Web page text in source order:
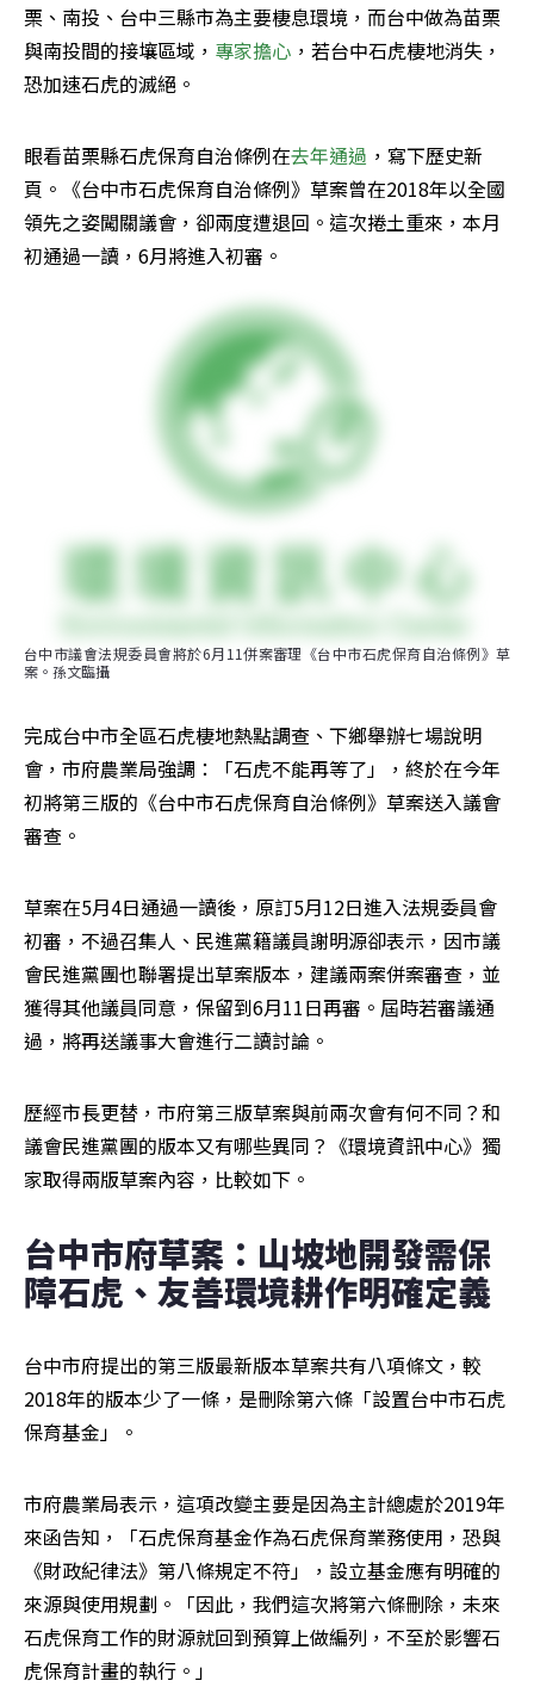
栗、南投、台中三縣市為主要棲息環境，而台中做為苗栗
與南投間的接壤區域， 專家擔心 ，若台中石虎棲地消失，
恐加速石虎的滅絕。
眼看苗栗縣石虎保育自治條例在去年通過 ，寫下歷史新
頁。《台中市石虎保育自治條例》草案曾在2018年以全國
領先之姿闖關議會，卻兩度遭退回。這次捲土重來，本月
初通過一讀，6月將進入初審。
台中市議會法規委員會將於6月11併案審理《台中市石虎保育自治條例》草
案。孫文臨攝
完成台中市全區石虎棲地熱點調查、下鄉舉辦七場說明
會，市府農業局強調：「石虎不能再等了」，終於在今年
初將第三版的《台中市石虎保育自治條例》草案送入議會
審查。
草案在5月4日通過一讀後，原訂5月12日進入法規委員會
初審，不過召集人、民進黨籍議員謝明源卻表示，因市議
會民進黨團也聯署提出草案版本，建議兩案併案審查，並
獲得其他議員同意，保留到6月11日再審。屆時若審議通
過，將再送議事大會進行二讀討論。
歷經市長更替，市府第三版草案與前兩次會有何不同？和
議會民進黨團的版本又有哪些異同？《環境資訊中心》獨
家取得兩版草案內容，比較如下。
台中市府草案：山坡地開發需保
障石虎、友善環境耕作明確定義
台中市府提出的第三版最新版本草案共有八項條文，較
2018年的版本少了一條，是刪除第六條「設置台中市石虎
保育基金」。
市府農業局表示，這項改變主要是因為主計總處於2019年
來函告知，「石虎保育基金作為石虎保育業務使用，恐與
《財政紀律法》第八條規定不符」，設立基金應有明確的
來源與使用規劃。「因此，我們這次將第六條刪除，未來
石虎保育工作的財源就回到預算上做編列，不至於影響石
虎保育計畫的執行。」